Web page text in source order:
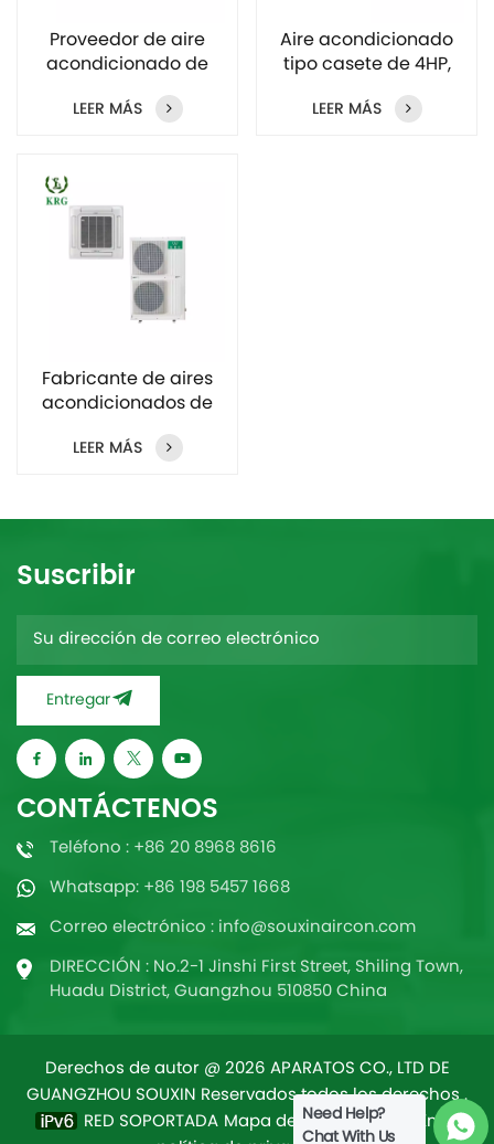
Proveedor de aire
acondicionado de
casete de techo de 10
kW, 12,5 kW y 15 kW
LEER MÁS
Aire acondicionado
tipo casete de 4HP,
5HP y 7HP para uso
comercial
LEER MÁS
Fabricante de aires
acondicionados de
techo de 5 y 6
toneladas
LEER MÁS
Suscribir
Entregar
CONTÁCTENOS
Teléfono : +86 20 8968 8616
Whatsapp: +86 198 5457 1668
Correo electrónico : info@souxinaircon.com
DIRECCIÓN : No.2-1 Jinshi First Street, Shiling Town,
Huadu District, Guangzhou 510850 China
Derechos de autor @ 2026 APARATOS CO., LTD DE
GUANGZHOU SOUXIN Reservados todos los derechos .
RED SOPORTADA Mapa del sitio/Blog Xml/
Need Help?
Chat With Us